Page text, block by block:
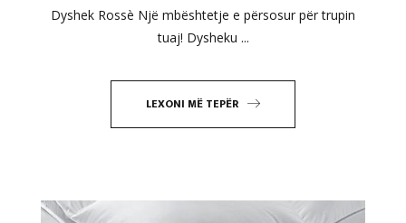
Dyshek Rossè Një mbështetje e përsosur për trupin
tuaj! Dysheku ...
LEXONI MË TEPËR